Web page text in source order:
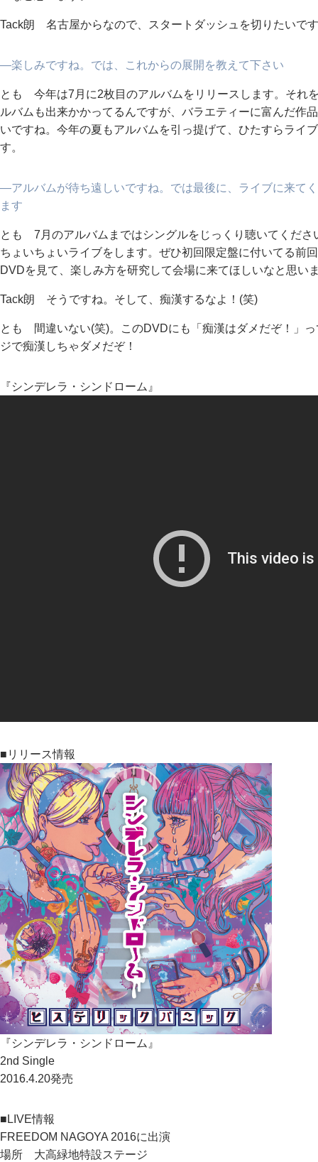
Tack朗 名古屋からなので、スタートダッシュを切りたいで
―楽しみですね。では、これからの展開を教えて下さい
とも 今年は7月に2枚目のアルバムをリリースします。それ
ルバムも出来かかってるんですが、バラエティーに富んだ作
いですね。今年の夏もアルバムを引っ提げて、ひたすらライ
す。
―アルバムが待ち遠しいですね。では最後に、ライブに来て
ます
とも 7月のアルバムまではシングルをじっくり聴いてくださ
ちょいちょいライブをします。ぜひ初回限定盤に付いてる前
DVDを見て、楽しみ方を研究して会場に来てほしいなと思い
Tack朗 そうですね。そして、痴漢するなよ！(笑)
とも 間違いない(笑)。このDVDにも「痴漢はダメだぞ！」
ジで痴漢しちゃダメだぞ！
『シンデレラ・シンドローム』
■リリース情報
『シンデレラ・シンドローム』
2nd Single
2016.4.20発売
■LIVE情報
FREEDOM NAGOYA 2016に出演
場所 大高緑地特設ステージ